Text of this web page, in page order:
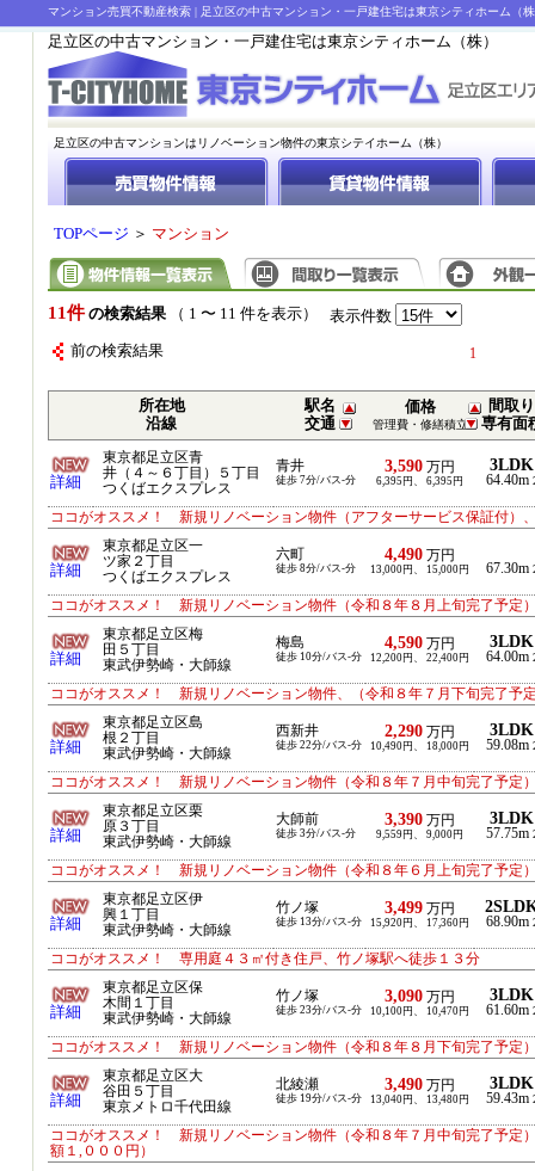
マンション売買不動産検索 | 足立区の中古マンション・一戸建住宅は東京シティホーム（
足立区の中古マンション・一戸建住宅は東京シティホーム（株）
足立区の中古マンションはリノベーション物件の東京シテイホーム（株）
TOPページ ＞ マンション
11件 の検索結果 （ 1 〜 11 件を表示） 表示件数
前の検索結果 1
所在地
沿線
駅名
交通
価格
管理費・修繕積立
間取り
専有面
詳細
東京都足立区青
井（４～６丁目）５丁目
つくばエクスプレス
青井
徒歩 7分/バス-分
3,590 万円
6,395円、 6,395円
3LDK
64.40m
ココがオススメ！ 新規リノベーション物件（アフターサービス保証付）
詳細
東京都足立区一
ツ家２丁目
つくばエクスプレス
六町
徒歩 8分/バス-分
4,490 万円
13,000円、 15,000円 67.30m
ココがオススメ！ 新規リノベーション物件（令和８年８月上旬完了予定
詳細
東京都足立区梅
田５丁目
東武伊勢崎・大師線
梅島
徒歩 10分/バス-分
4,590 万円
12,200円、 22,400円
3LDK
64.00m
ココがオススメ！ 新規リノベーション物件、（令和８年７月下旬完了予
詳細
東京都足立区島
根２丁目
東武伊勢崎・大師線
西新井
徒歩 22分/バス-分
2,290 万円
10,490円、 18,000円
3LDK
59.08m
ココがオススメ！ 新規リノベーション物件（令和８年７月中旬完了予定
詳細
東京都足立区栗
原３丁目
東武伊勢崎・大師線
大師前
徒歩 3分/バス-分
3,390 万円
9,559円、 9,000円
3LDK
57.75m
ココがオススメ！ 新規リノベーション物件（令和８年６月上旬完了予定
詳細
東京都足立区伊
興１丁目
東武伊勢崎・大師線
竹ノ塚
徒歩 13分/バス-分
3,499 万円
15,920円、 17,360円 68.90m
ココがオススメ！ 専用庭４３㎡付き住戸、竹ノ塚駅へ徒歩１３分
詳細
東京都足立区保
木間１丁目
東武伊勢崎・大師線
竹ノ塚
徒歩 23分/バス-分
3,090 万円
10,100円、 10,470円
3LDK
61.60m
ココがオススメ！ 新規リノベーション物件（令和８年８月下旬完了予定
詳細
東京都足立区大
谷田５丁目
東京メトロ千代田線
北綾瀬
徒歩 19分/バス-分
3,490 万円
13,040円、 13,480円
3LDK
59.43m
ココがオススメ！ 新規リノベーション物件（令和８年７月中旬完了予定
額１,０００円）